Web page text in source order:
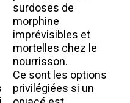
surdoses de
morphine
imprévisibles et
mortelles chez le
nourrisson.
Ce sont les options
privilégiées si un